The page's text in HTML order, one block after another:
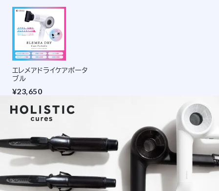
エレメアドライケアポータ
ブル
¥23,650